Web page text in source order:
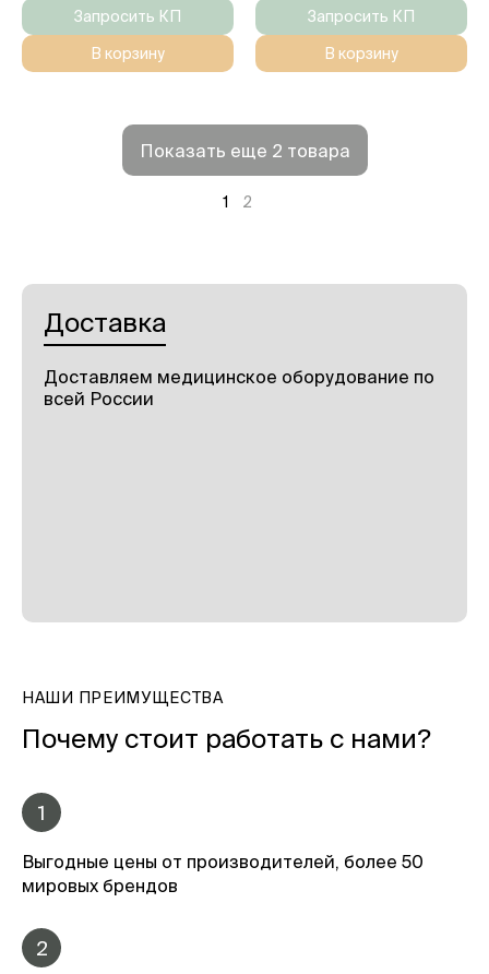
Запросить КП
В корзину
Запросить КП
В корзину
Показать еще 2 товара
1 2
Доставка
Доставляем медицинское оборудование по
всей России
НАШИ ПРЕИМУЩЕСТВА
Почему стоит работать с нами?
1
Выгодные цены от производителей, более 50
мировых брендов
2